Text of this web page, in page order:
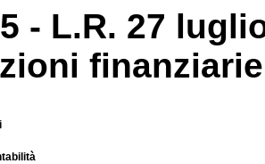
- L.R. 27